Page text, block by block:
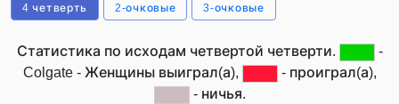
4 четверть 2-очковые 3-очковые
Статистика по исходам четвертой четверти.
-
Colgate - Женщины выиграл(а),
- проиграл(а),
- ничья.